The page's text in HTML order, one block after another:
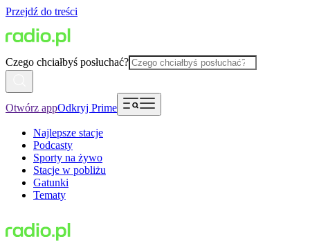
Przejdź do treści
Czego chciałbyś posłuchać?
Otwórz appOdkryj Prime
Najlepsze stacje
Podcasty
Sporty na żywo
Stacje w pobliżu
Gatunki
Tematy